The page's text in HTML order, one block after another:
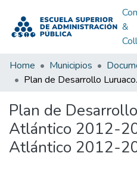
&
Home Municipios
Plan de
Plan de
Atlántico 2012-
Atlántico 2012-